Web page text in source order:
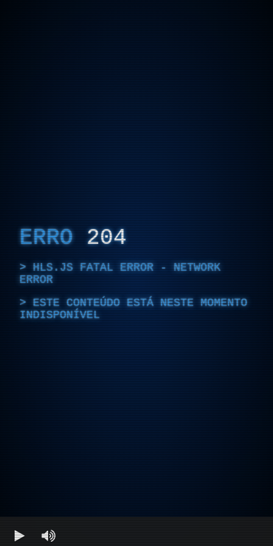
ERRO 204
HLS.JS FATAL ERROR - NETWORK
ERROR
ESTE CONTEÚDO ESTÁ NESTE MOMENTO
INDISPONÍVEL